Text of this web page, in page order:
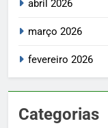
abril 2026
março 2026
fevereiro 2026
Categorias